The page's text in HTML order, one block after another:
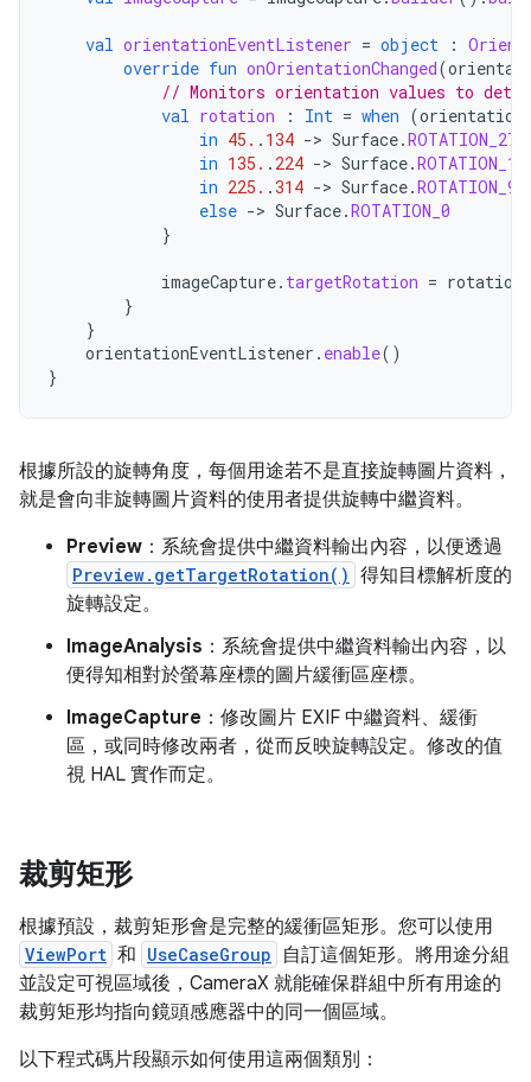
val orientationEventListener = object :
override fun onOrientationChanged(
// Monitors orientation values to
val rotation : Int = when (orientation
in 45. . 134 -> Surface.ROTATION_270
in 135. . 224 -> Surface.
in 225. .314 -> Surface.ROTATION_90
else -> Surface.ROTATION_0
}
imageCapture. targetRotation = rotation
}
}
orientationEventListener . enable()
}
根據所設的旋轉角度，每個用途若不是直接旋轉圖片資料，
就是會向非旋轉圖片資料的使用者提供旋轉中繼資料。
Preview ：系統會提供中繼資料輸出內容，以便透過
Preview.getTargetRotation() 得知目標解析度的
旋轉設定。
ImageAnalysis ：系統會提供中繼資料輸出內容，以
便得知相對於螢幕座標的圖片緩衝區座標。
ImageCapture ：修改圖片 EXIF 中繼資料、緩衝
區，或同時修改兩者，從而反映旋轉設定。修改的值
視 HAL 實作而定。
裁剪矩形
根據預設，裁剪矩形會是完整的緩衝區矩形。您可以使用
ViewPort 和 UseCaseGroup
自訂這個矩形。將用途分組
並設定可視區域後，CameraX 就能確保群組中所有用途的
裁剪矩形均指向鏡頭感應器中的同一個區域。
以下程式碼片段顯示如何使用這兩個類別：